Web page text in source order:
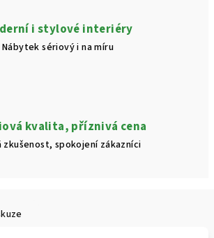
i stylové interiéry
Nábytek sériový i na míru
kvalita, příznivá cena
spokojení zákazníci